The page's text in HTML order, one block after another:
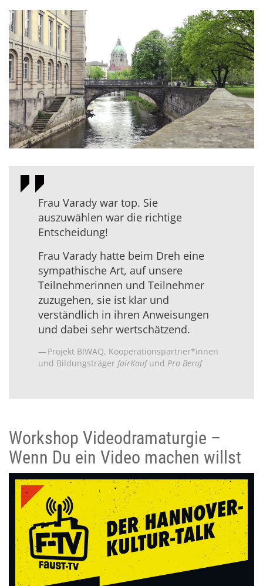
Frau Varady war top. Sie
auszuwählen war die richtige
Entscheidung!
Frau Varady hatte beim Dreh eine
sympathische Art, auf unsere
Teilnehmerinnen und Teilnehmer
zuzugehen, sie ist klar und
verständlich in ihren Anweisungen
und dabei sehr wertschätzend.
Projekt BIWAQ, Kooperationspartner*innen
und Bildungsträger fairKaufund Pro Beruf
Workshop Videodramaturgie –
Wenn Du ein Video machen willst